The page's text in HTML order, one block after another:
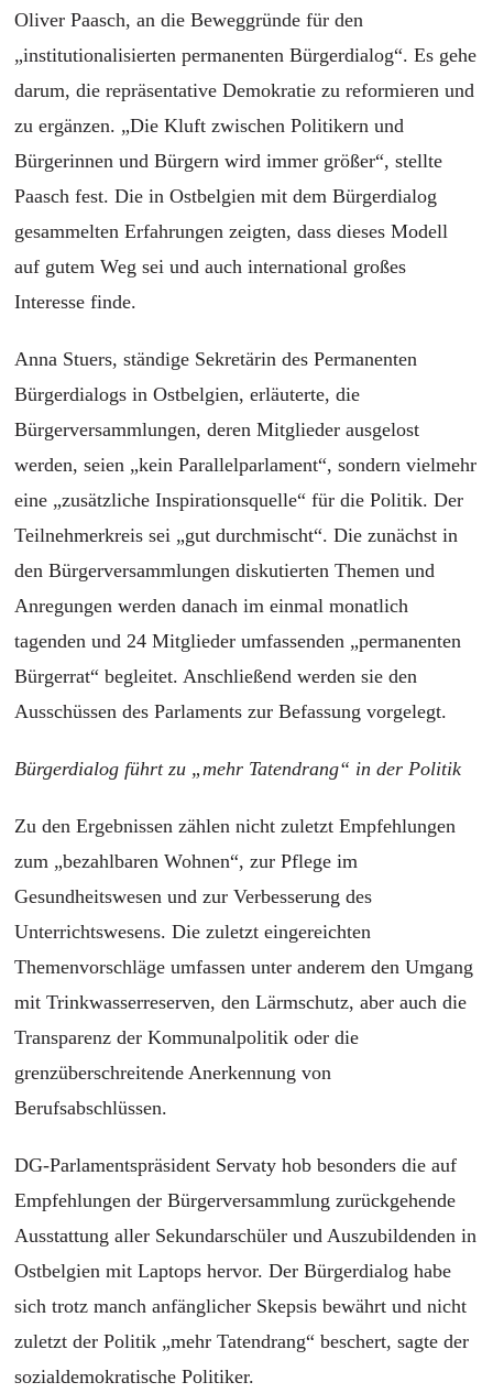
Oliver Paasch, an die Beweggründe für den
„institutionalisierten permanenten Bürgerdialog“. Es gehe
darum, die repräsentative Demokratie zu reformieren und
zu ergänzen. „Die Kluft zwischen Politikern und
Bürgerinnen und Bürgern wird immer größer“, stellte
Paasch fest. Die in Ostbelgien mit dem Bürgerdialog
gesammelten Erfahrungen zeigten, dass dieses Modell
auf gutem Weg sei und auch international großes
Interesse finde.
Anna Stuers, ständige Sekretärin des Permanenten
Bürgerdialogs in Ostbelgien, erläuterte, die
Bürgerversammlungen, deren Mitglieder ausgelost
werden, seien „kein Parallelparlament“, sondern vielmehr
eine „zusätzliche Inspirationsquelle“ für die Politik. Der
Teilnehmerkreis sei „gut durchmischt“. Die zunächst in
den Bürgerversammlungen diskutierten Themen und
Anregungen werden danach im einmal monatlich
tagenden und 24 Mitglieder umfassenden „permanenten
Bürgerrat“ begleitet. Anschließend werden sie den
Ausschüssen des Parlaments zur Befassung vorgelegt.
Bürgerdialog führt zu „mehr Tatendrang“ in der Politik
Zu den Ergebnissen zählen nicht zuletzt Empfehlungen
zum „bezahlbaren Wohnen“, zur Pflege im
Gesundheitswesen und zur Verbesserung des
Unterrichtswesens. Die zuletzt eingereichten
Themenvorschläge umfassen unter anderem den Umgang
mit Trinkwasserreserven, den Lärmschutz, aber auch die
Transparenz der Kommunalpolitik oder die
grenzüberschreitende Anerkennung von
Berufsabschlüssen.
DG-Parlamentspräsident Servaty hob besonders die auf
Empfehlungen der Bürgerversammlung zurückgehende
Ausstattung aller Sekundarschüler und Auszubildenden in
Ostbelgien mit Laptops hervor. Der Bürgerdialog habe
sich trotz manch anfänglicher Skepsis bewährt und nicht
zuletzt der Politik „mehr Tatendrang“ beschert, sagte der
sozialdemokratische Politiker.